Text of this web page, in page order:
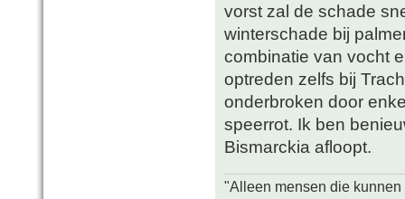
vorst zal de schade
winterschade bij
combinatie van vocht
optreden zelfs bij
onderbroken door
speerrot. Ik ben
Bismarckia afloopt.
"Alleen mensen die